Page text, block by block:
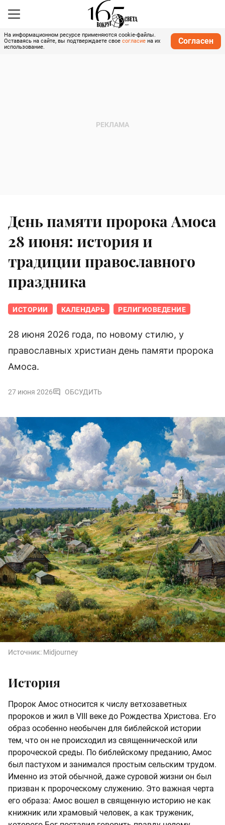
На информационном ресурсе применяются cookie-файлы.
Оставаясь на сайте, вы подтверждаете свое согласие на их
использование.
Согласен
День памяти пророка Амоса
28 июня: история и
традиции православного
праздника
ИСТОРИИ КАЛЕНДАРЬ РЕЛИГИОВЕДЕНИЕ
28 июня 2026 года, по новому стилю, у
православных христиан день памяти пророка
Амоса.
27 июня 2026 ОБСУДИТЬ
Источник: Midjourney
История
Пророк Амос относится к числу ветхозаветных
пророков и жил в VIII веке до Рождества Христова. Его
образ особенно необычен для библейской истории
тем, что он не происходил из священнической или
пророческой среды. По библейскому преданию, Амос
был пастухом и занимался простым сельским трудом.
Именно из этой обычной, даже суровой жизни он был
призван к пророческому служению. Это важная черта
его образа: Амос вошел в священную историю не как
книжник или храмовый человек, а как труженик,